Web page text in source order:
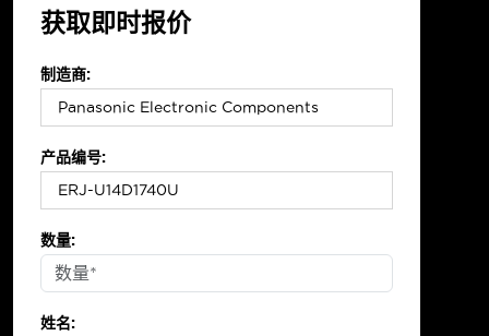
获取即时报价
制造商:
产品编号:
数量:
姓名: